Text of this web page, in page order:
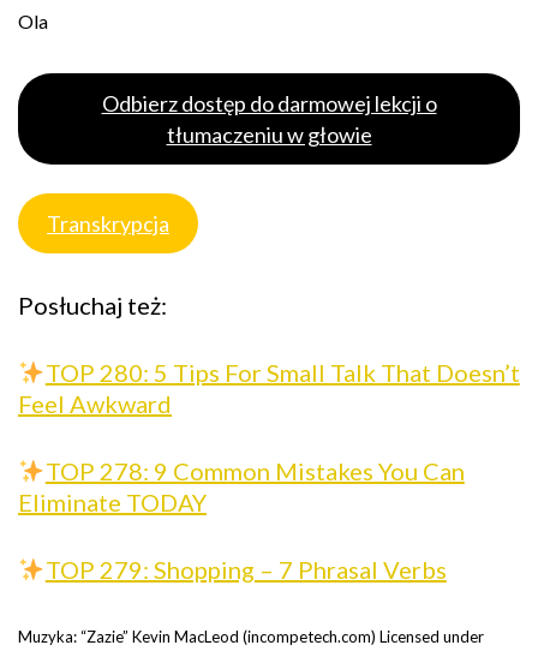
Ola
Odbierz dostęp do darmowej lekcji o
tłumaczeniu w głowie
Transkrypcja
Posłuchaj też:
TOP 280: 5 Tips For Small Talk That Doesn’t
Feel Awkward
TOP 278: 9 Common Mistakes You Can
Eliminate TODAY
TOP 279: Shopping – 7 Phrasal Verbs
Muzyka: “Zazie” Kevin MacLeod (incompetech.com) Licensed under